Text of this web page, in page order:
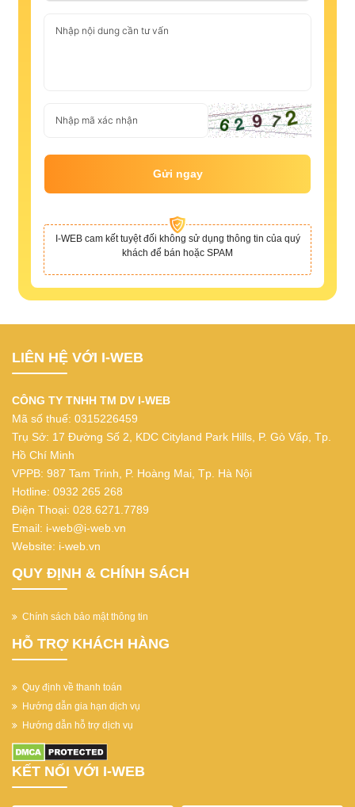
Gửi ngay
I-WEB cam kết tuyệt đối không sử dụng thông tin của quý
khách để bán hoặc SPAM
LIÊN HỆ VỚI I-WEB
CÔNG TY TNHH TM DV I-WEB
Mã số thuế: 0315226459
Trụ Sở: 17 Đường Số 2, KDC Cityland Park Hills, P. Gò Vấp, Tp.
Hồ Chí Minh
VPPB: 987 Tam Trinh, P. Hoàng Mai, Tp. Hà Nội
Hotline: 0932 265 268
Điện Thoại: 028.6271.7789
Email: i-web@i-web.vn
Website: i-web.vn
QUY ĐỊNH & CHÍNH SÁCH
Chính sách bảo mật thông tin
HỖ TRỢ KHÁCH HÀNG
Quy định về thanh toán
Hướng dẫn gia hạn dịch vụ
Hướng dẫn hỗ trợ dịch vụ
KẾT NỐI VỚI I-WEB